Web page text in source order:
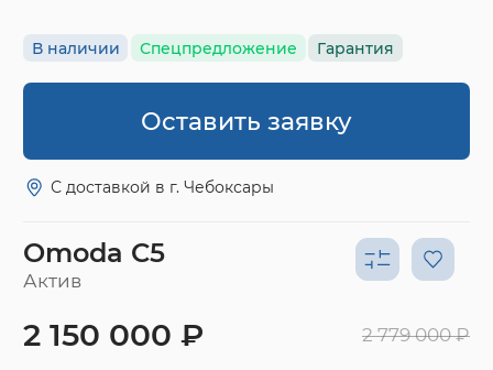
В наличии Спецпредложение Гарантия
Оставить заявку
С доставкой в г. Чебоксары
Omoda C5
Актив
2 150 000 ₽ 2 779 000 ₽